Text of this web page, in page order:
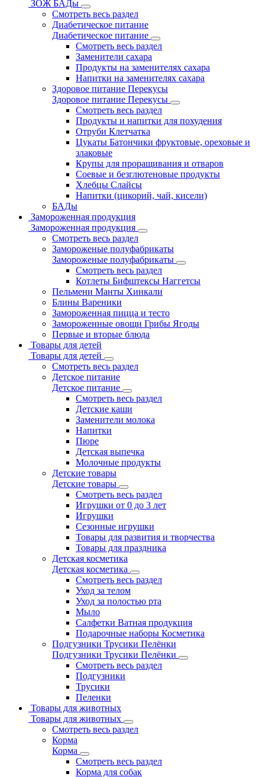
ЗОЖ БАДы
Смотреть весь раздел
Диабетическое питание
Диабетическое питание
Смотреть весь раздел
Заменители сахара
Продукты на заменителях сахара
Напитки на заменителях сахара
Здоровое питание Перекусы
Здоровое питание Перекусы
Смотреть весь раздел
Продукты и напитки для похудения
Отруби Клетчатка
Цукаты Батончики фруктовые, ореховые и
злаковые
Крупы для проращивания и отваров
Соевые и безглютеновые продукты
Хлебцы Слайсы
Напитки (цикорий, чай, кисели)
БАДы
Замороженная продукция
Замороженная продукция
Смотреть весь раздел
Замороженые полуфабрикаты
Замороженые полуфабрикаты
Смотреть весь раздел
Котлеты Бифштексы Наггетсы
Пельмени Манты Хинкали
Блины Вареники
Замороженная пицца и тесто
Замороженные овощи Грибы Ягоды
Первые и вторые блюда
Товары для детей
Товары для детей
Смотреть весь раздел
Детское питание
Детское питание
Смотреть весь раздел
Детские каши
Заменители молока
Напитки
Пюре
Детская выпечка
Молочные продукты
Детские товары
Детские товары
Смотреть весь раздел
Игрушки от 0 до 3 лет
Игрушки
Сезонные игрушки
Товары для развития и творчества
Товары для праздника
Детская косметика
Детская косметика
Смотреть весь раздел
Уход за телом
Уход за полостью рта
Мыло
Салфетки Ватная продукция
Подарочные наборы Косметика
Подгузники Трусики Пелёнки
Подгузники Трусики Пелёнки
Смотреть весь раздел
Подгузники
Трусики
Пеленки
Товары для животных
Товары для животных
Смотреть весь раздел
Корма
Корма
Смотреть весь раздел
Корма для собак